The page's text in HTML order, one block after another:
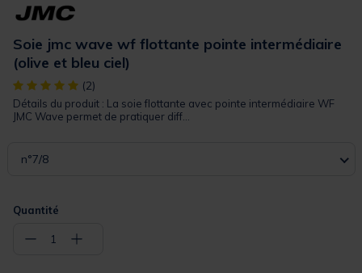
Soie jmc wave wf flottante pointe intermédiaire
(olive et bleu ciel)
[object Object] out of 5 Customer Rating
(2)
Détails du produit : La soie flottante avec pointe intermédiaire WF
JMC Wave permet de pratiquer diff...
n°7/8
Quantité
− 1 +